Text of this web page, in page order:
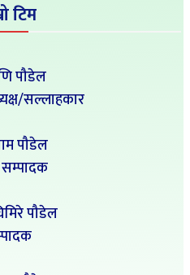
टिम
पौडेल
सल्लाहकार
पौडेल
सम्पादक
पौडेल